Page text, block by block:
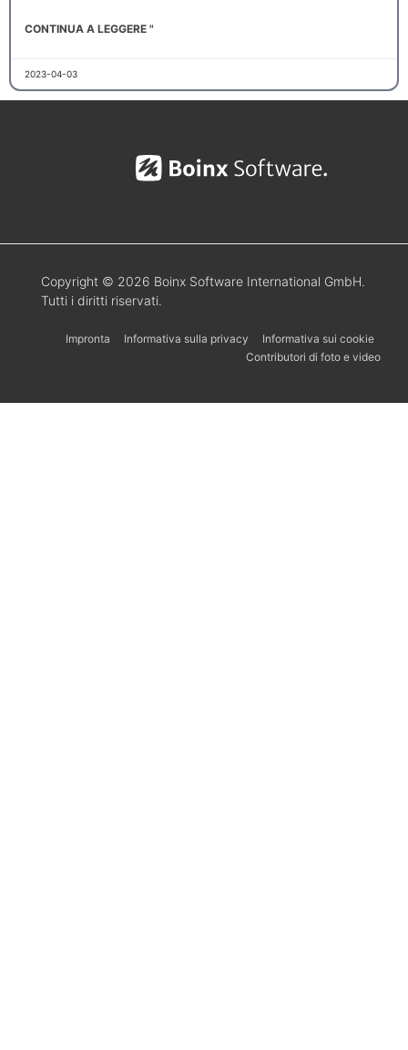
CONTINUA A LEGGERE "
2023-04-03
Copyright © 2026 Boinx Software International GmbH.
Tutti i diritti riservati.
Impronta Informativa sulla privacy
Informativa sui cookie
Contributori di foto e video